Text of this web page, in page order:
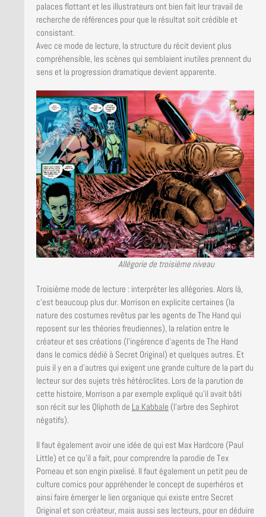
palaces flottant et les illustrateurs ont bien fait leur travail de
recherche de références pour que le résultat soit crédible et
consistant.
Avec ce mode de lecture, la structure du récit devient plus
compréhensible, les scènes qui semblaient inutiles prennent du
sens et la progression dramatique devient apparente.
Allégorie de troisième niveau
Troisième mode de lecture : interpréter les allégories. Alors là,
c’est beaucoup plus dur. Morrison en explicite certaines (la
nature des costumes revêtus par les agents de The Hand qui
reposent sur les théories freudiennes), la relation entre le
créateur et ses créations (l’ingérence d’agents de The Hand
dans le comics dédié à Secret Original) et quelques autres. Et
puis il y en a d’autres qui exigent une grande culture de la part du
lecteur sur des sujets très hétéroclites. Lors de la parution de
cette histoire, Morrison a par exemple expliqué qu’il avait bâti
son récit sur les Qliphoth de La Kabbale (l’arbre des Sephirot
négatifs).
Il faut également avoir une idée de qui est Max Hardcore (Paul
Little) et ce qu’il a fait, pour comprendre la parodie de Tex
Porneau et son engin pixelisé. Il faut également un petit peu de
culture comics pour appréhender le concept de superhéros et
ainsi faire émerger le lien organique qui existe entre Secret
Original et son créateur, mais aussi ses lecteurs, pour en déduire